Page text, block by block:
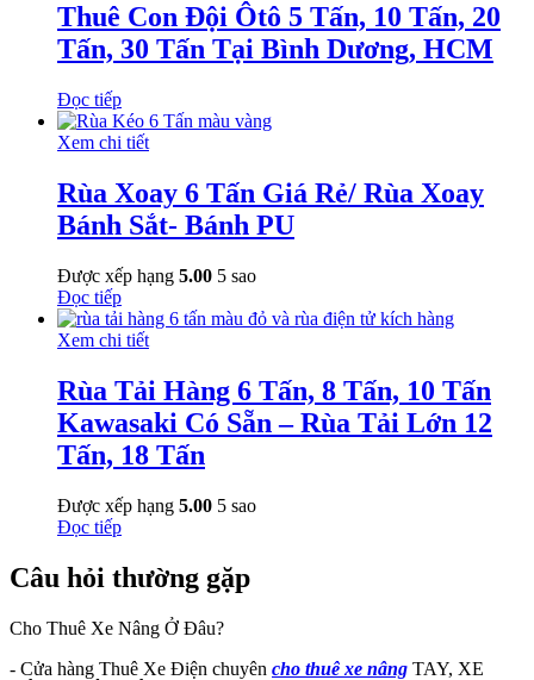
Thuê Con Đội Ôtô 5 Tấn, 10 Tấn, 20
Tấn, 30 Tấn Tại Bình Dương, HCM
Đọc tiếp
Xem chi tiết
Rùa Xoay 6 Tấn Giá Rẻ/ Rùa Xoay
Bánh Sắt- Bánh PU
Được xếp hạng 5.00 5 sao
Đọc tiếp
Xem chi tiết
Rùa Tải Hàng 6 Tấn, 8 Tấn, 10 Tấn
Kawasaki Có Sẵn – Rùa Tải Lớn 12
Tấn, 18 Tấn
Được xếp hạng 5.00 5 sao
Đọc tiếp
Câu hỏi thường gặp
Cho Thuê Xe Nâng Ở Đâu?
- Cửa hàng Thuê Xe Điện chuyên cho thuê xe nâng TAY, XE